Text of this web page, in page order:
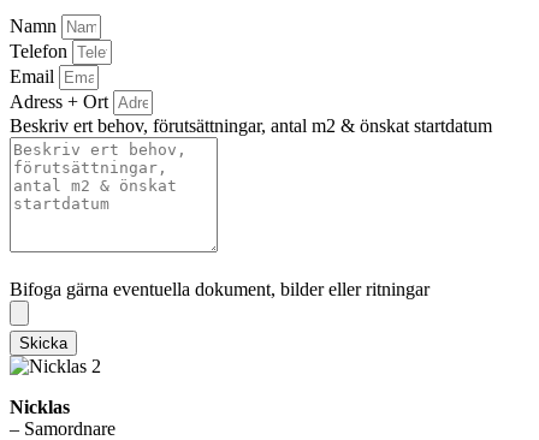
Namn
Telefon
Email
Adress + Ort
Beskriv ert behov, förutsättningar, antal m2 & önskat startdatum
Bifoga gärna eventuella dokument, bilder eller ritningar
Skicka
Nicklas
– Samordnare